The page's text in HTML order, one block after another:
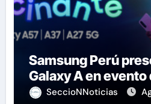
Samsung Perú
Galaxy A en evento
SeccioNNoticias